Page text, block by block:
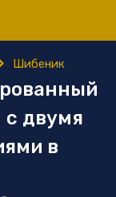
Шибеник
двумя
в